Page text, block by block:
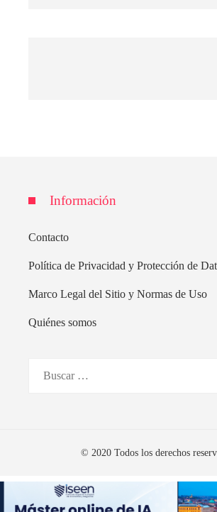
Información
Contacto
Política de Privacidad y Protección de
Marco Legal del Sitio y Normas de Uso
Quiénes somos
© 2020 Todos los derechos